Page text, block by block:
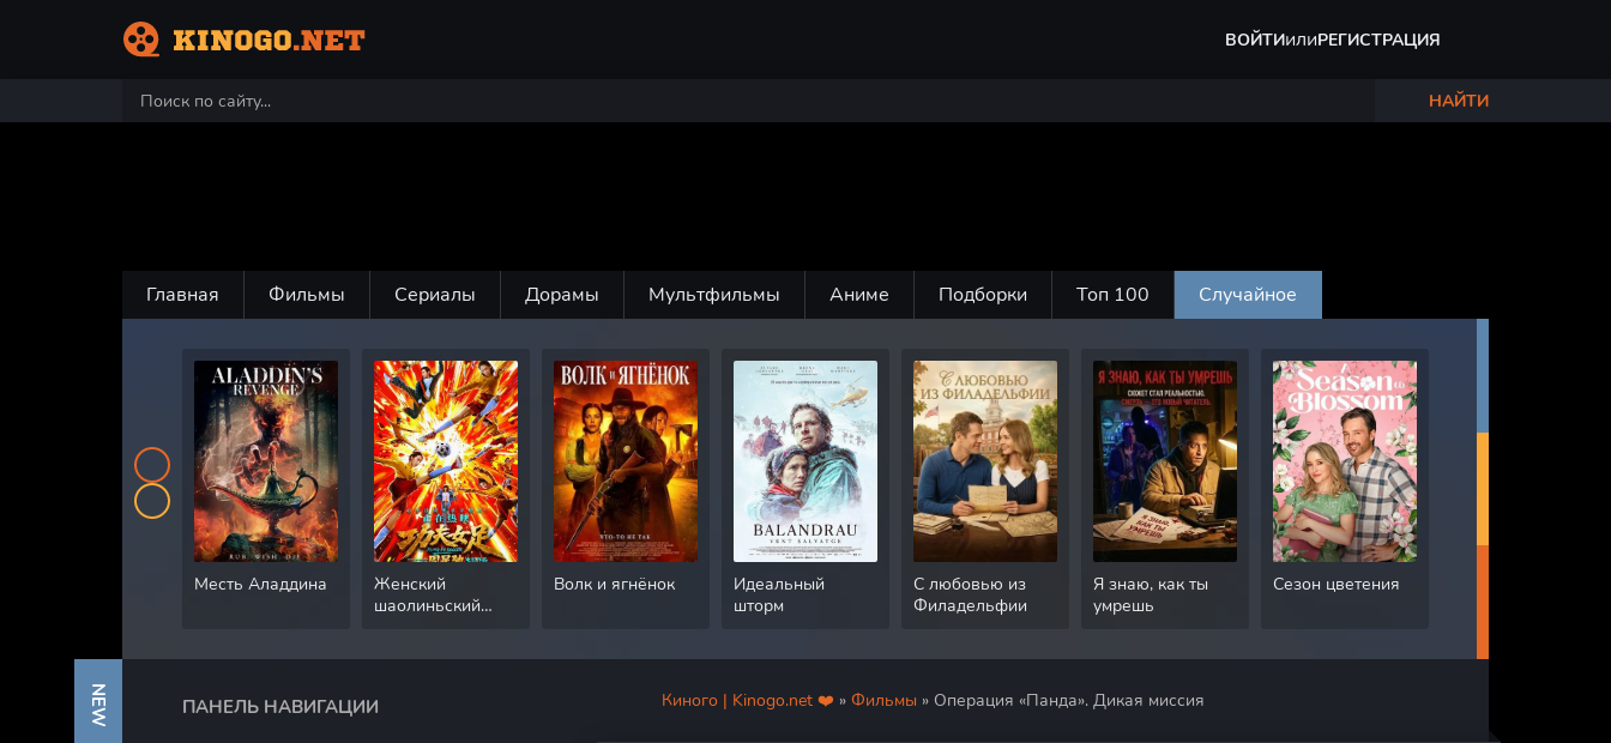
ВОЙТИилиРЕГИСТРАЦИЯ
НАЙТИ
Главная Фильмы Сериалы Дорамы Мультфильмы Аниме Подборки Топ 100 Случайное
Месть Аладдина
Женский
шаолиньский
Волк и ягнёнок
Идеальный
шторм
С любовью из
Филадельфии
Я знаю, как ты
умрешь
Сезон цветения
Киного | Kinogo.net ❤️ » Фильмы » Операция «Панда». Дикая миссия
ПАНЕЛЬ НАВИГАЦИИ
NEW